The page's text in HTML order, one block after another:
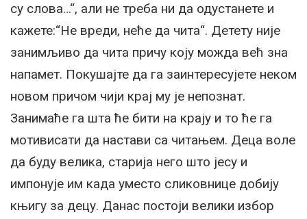
су слова…“, али не треба ни да одустанете и
кажете:“Не вреди, неће да чита“. Детету није
занимљиво да чита причу коју можда већ зна
напамет. Покушајте да га заинтересујете неком
новом причом чији крај му је непознат.
Занимаће га шта ће бити на крају и то ће га
мотивисати да настави са читањем. Деца воле
да буду велика, старија него што јесу и
импонује им када уместо сликовнице добију
књигу за децу. Данас постоји велики избор